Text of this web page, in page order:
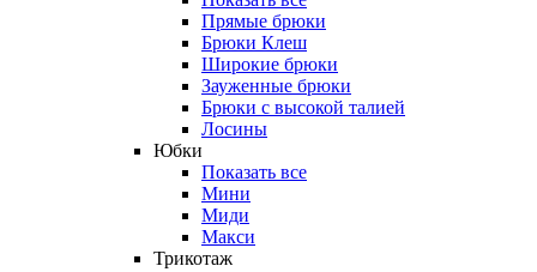
Прямые брюки
Брюки Клеш
Широкие брюки
Зауженные брюки
Брюки с высокой талией
Лосины
Юбки
Показать все
Мини
Миди
Макси
Трикотаж